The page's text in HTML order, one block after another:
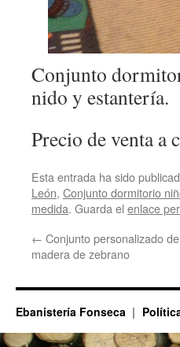
Conjunto
nido y estantería.
Precio de venta a
Esta entrada ha sido
León, Conjunto dormitorio
medida. Guarda el enlace
← Conjunto personalizado
madera de zebrano
Ebanistería Fonseca